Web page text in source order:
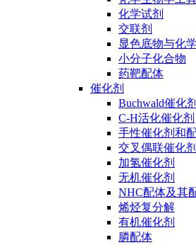
化学试剂
交联剂
显色底物与化
小分子化合物
药靶配体
催化剂
Buchwald催化
C-H活化催化剂
手性催化剂和
交叉偶联催化剂
加氢催化剂
无机催化剂
NHC配体及其
烯烃复分解
有机催化剂
膦配体